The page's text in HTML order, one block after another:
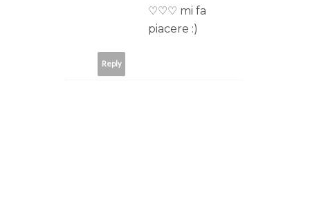
♡♡♡ mi fa
piacere :)
Reply